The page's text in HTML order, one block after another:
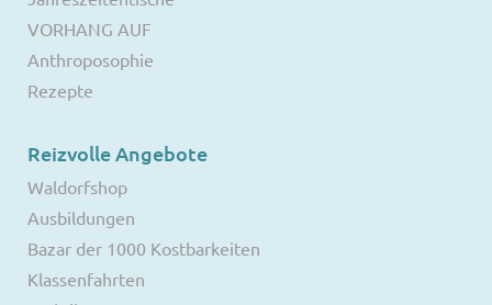
VORHANG AUF
Anthroposophie
Rezepte
Reizvolle Angebote
Waldorfshop
Ausbildungen
Bazar der 1000 Kostbarkeiten
Klassenfahrten